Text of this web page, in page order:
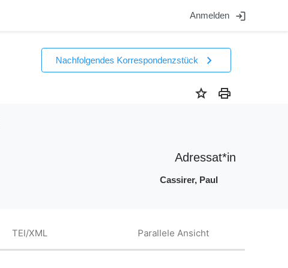
Anmelden login
Nachfolgendes Korrespondenzstück chevron_right
star print
Adressat*in
Cassirer, Paul
TEI/XML Parallele Ansicht